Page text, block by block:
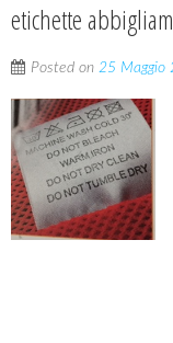
etichette
Posted on 25 Maggio